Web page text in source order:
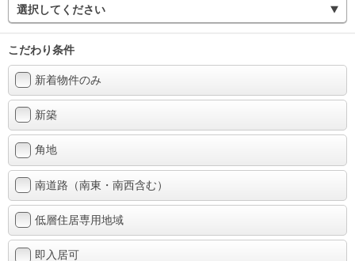
選択してください
こだわり条件
新着物件のみ
新築
角地
南道路（南東・南西含む）
低層住居専用地域
即入居可